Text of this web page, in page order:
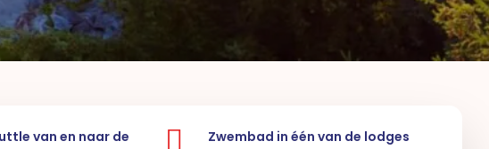
van en naar de
Zwembad in één van de lodges